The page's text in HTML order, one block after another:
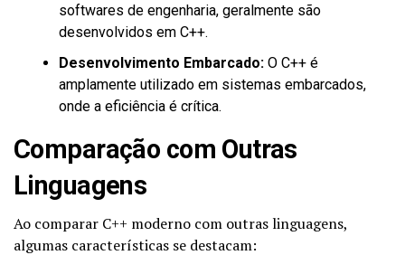
softwares de engenharia, geralmente são
desenvolvidos em C++.
Desenvolvimento Embarcado: O C++ é
amplamente utilizado em sistemas embarcados,
onde a eficiência é crítica.
Comparação com Outras
Linguagens
Ao comparar C++ moderno com outras linguagens,
algumas características se destacam: